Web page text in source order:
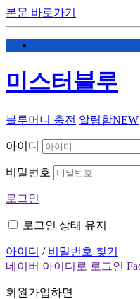
본문 바로가기
미스터블루
블루머니 충전 알림함NEW
아이디
비밀번호
로그인
로그인 상태 유지
아이디 / 비밀번호 찾기
네이버 아이디로 로그인
회원가입하면